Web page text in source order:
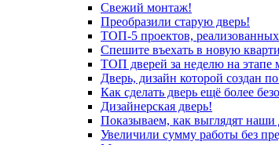
Свежий монтаж!
Преобразили старую дверь!
ТОП-5 проектов,
Спешите въехать в новую
ТОП дверей за неделю на этапе
Дверь, дизайн которой создан
Как сделать дверь ещё более
Дизайнерская дверь!
Показываем, как выглядят наши
Увеличили сумму работы без